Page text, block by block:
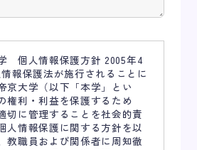
個人情報保護方針 2005年4
報保護法が施行されることに
京大学（以下「本学」とい
権利・利益を保護するため
切に管理することを社会的責
人情報保護に関する方針を以
教職員および関係者に周知徹